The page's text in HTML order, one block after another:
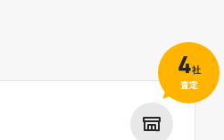
4社
査定